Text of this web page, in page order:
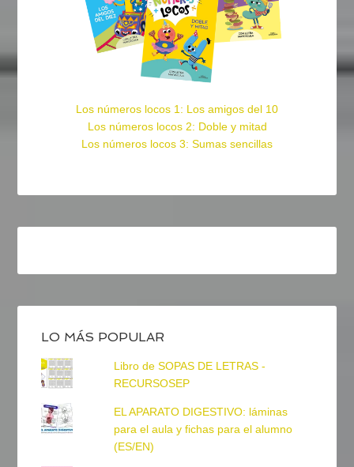
Los números locos 1: Los amigos del 10
Los números locos 2: Doble y mitad
Los números locos 3: Sumas sencillas
LO MÁS POPULAR
Libro de SOPAS DE LETRAS -
RECURSOSEP
EL APARATO DIGESTIVO: láminas
para el aula y fichas para el alumno
(ES/EN)